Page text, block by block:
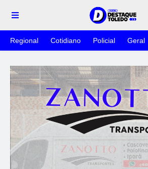
Regional Cotidiano Policial Geral